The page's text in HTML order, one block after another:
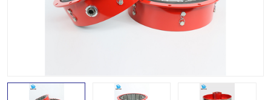
实芯轮胎